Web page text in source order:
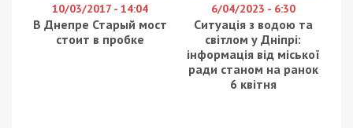
10/03/2017 - 14:04
В Днепре Старый мост
стоит в пробке
6/04/2023 - 6:30
Ситуація з водою та
світлом у Дніпрі:
інформація від міської
ради станом на ранок
6 квітня